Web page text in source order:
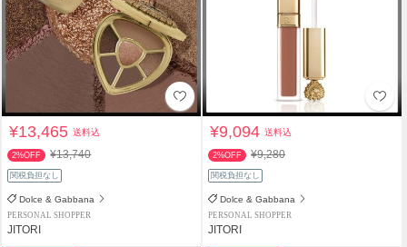
¥13,465送料込
2%OFF ¥13,740
関税負担なし
Dolce & Gabbana
PERSONAL SHOPPER
JITORI
¥9,094送料込
2%OFF ¥9,280
関税負担なし
Dolce & Gabbana
PERSONAL SHOPPER
JITORI